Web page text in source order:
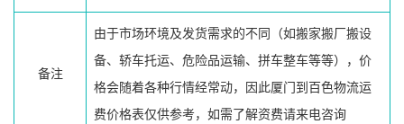
备注
由于市场环境及发货需求的不同（如搬家搬厂搬设
备、轿车托运、危险品运输、拼车整车等等），价
格会随着各种行情经常动，因此厦门到百色物流运
费价格表仅供参考，如需了解资费请来电咨询